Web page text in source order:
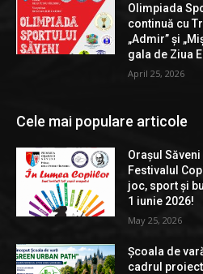
Olimpiada
continuă cu
„Admir” și
gala de Ziua
April 25, 2026
Cele mai populare articole
Orașul
Festivalul
joc, sport și
1 iunie 2026!
May 25, 2026
Școala de vară
cadrul